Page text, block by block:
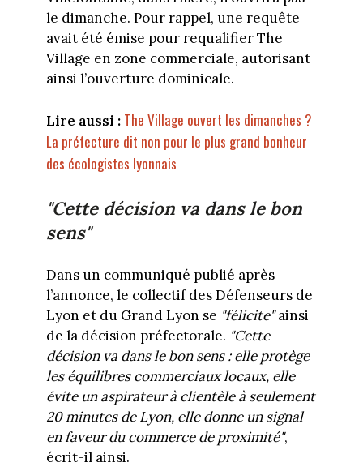
le dimanche. Pour rappel, une requête
avait été émise pour requalifier The
Village en zone commerciale, autorisant
ainsi l’ouverture dominicale.
Lire aussi : The Village ouvert les dimanches ?
La préfecture dit non pour le plus grand bonheur
des écologistes lyonnais
"Cette décision va dans le bon
sens"
Dans un communiqué publié après
l’annonce, le collectif des Défenseurs de
Lyon et du Grand Lyon se "félicite"ainsi
de la décision préfectorale. "Cette
décision va dans le bon sens : elle protège
les équilibres commerciaux locaux, elle
évite un aspirateur à clientèle à seulement
20 minutes de Lyon, elle donne un signal
en faveur du commerce de proximité",
écrit-il ainsi.